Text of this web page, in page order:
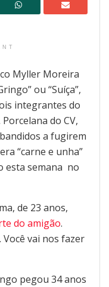
Myller Moreira
ou “Suíça”,
integrantes do
do CV,
a fugirem
“carne e unha”
esta semana no
de 23 anos,
do amigão.
Você vai nos fazer
pegou 34 anos